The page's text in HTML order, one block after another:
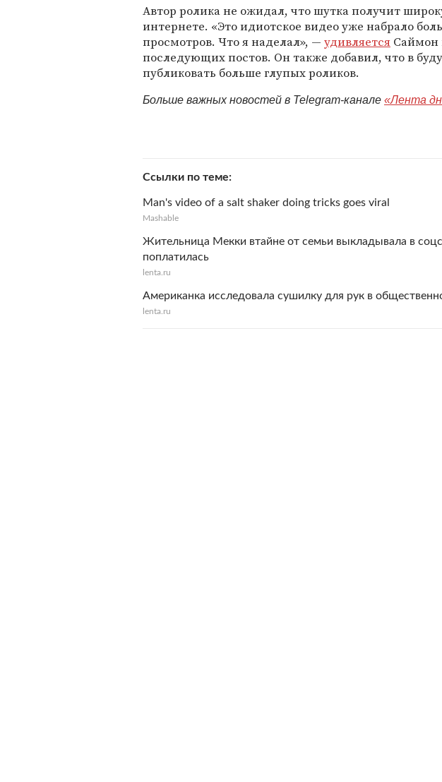
Автор ролика не ожидал, что шутка получит
интернете. «Это идиотское видео уже набрало
просмотров. Что я наделал», — удивляется Саймон
последующих постов. Он также добавил, что в
публиковать больше глупых роликов.
Больше важных новостей в Telegram-канале «Лента
Ссылки по теме
Man's video of a salt shaker doing tricks goes viral
Mashable
Жительница Мекки втайне от семьи выкладывала в
поплатилась
lenta.ru
Американка исследовала сушилку для рук в
lenta.ru